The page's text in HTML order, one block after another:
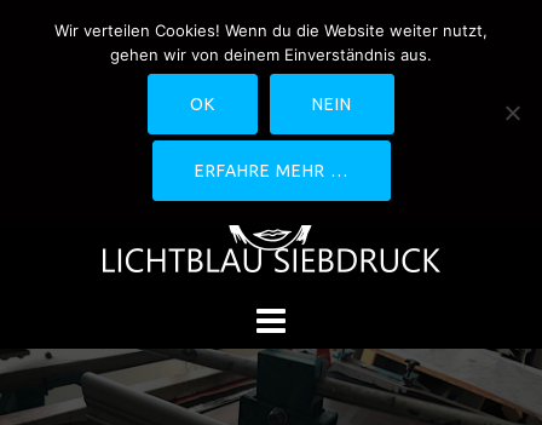
0170-4800361
drucken@lichtblau-
siebdruck.de
Schwedlerstraße 1 - 5 60314
Wir verteilen Cookies! Wenn du die Website weiter nutzt,
gehen wir von deinem Einverständnis aus.
OK NEIN
ERFAHRE MEHR …